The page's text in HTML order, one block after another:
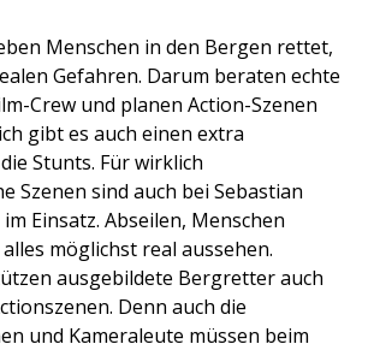
Menschen in den Bergen rettet,
Gefahren. Darum beraten echte
Crew und planen Action-Szenen
gibt es auch einen extra
Stunts. Für wirklich
Szenen sind auch bei Sebastian
Einsatz. Abseilen, Menschen
möglichst real aussehen.
ausgebildete Bergretter auch
Denn auch die
und Kameraleute müssen beim